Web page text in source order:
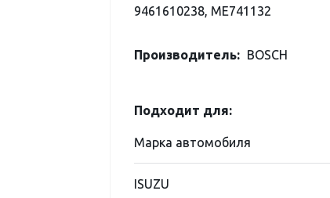
9461610238, ME741132
Производитель: BOSCH
Подходит для:
Марка автомобиля
ISUZU